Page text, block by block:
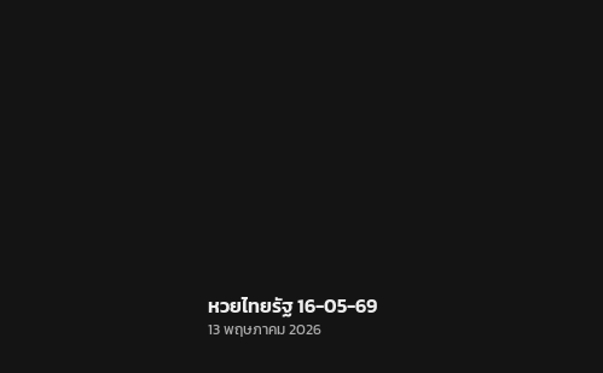
หวยไทยรัฐ 16-05-69
13 พฤษภาคม 2026